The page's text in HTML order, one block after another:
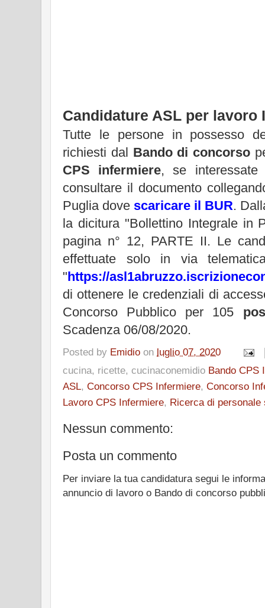
Candidature ASL per lavoro
Tutte le persone in possesso
richiesti dal Bando di concorso
CPS infermiere, se interessate
consultare il documento
Puglia dove scaricare il BUR.
la dicitura "Bollettino Integrale in
pagina n° 12, PARTE II. Le
effettuate solo in via
"https://
di ottenere le credenziali di
Concorso Pubblico per 105
Scadenza 06/08/2020.
Posted by Emidio on luglio 07, 2020
cucina, ricette, cucinaconemidio Bando CPS
ASL, Concorso CPS Infermiere, Concorso
Lavoro CPS Infermiere, Ricerca di personale
Nessun commento:
Posta un commento
Per inviare la tua candidatura segui le
annuncio di lavoro o Bando di concorso